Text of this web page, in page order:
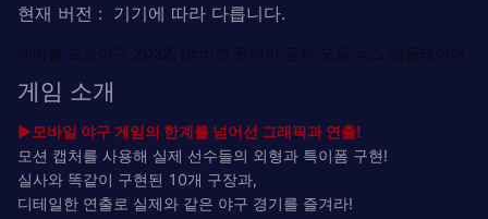
현재 버전 : 기기에 따라 다릅니다.
넷마블 프로야구 2022, pc버전 플레이 공략 모음,녹스 앱플레이어
게임 소개
▶모바일 야구 게임의 한계를 넘어선 그래픽과 연출!
모션 캡처를 사용해 실제 선수들의 외형과 특이폼 구현!
실사와 똑같이 구현된 10개 구장과,
디테일한 연출로 실제와 같은 야구 경기를 즐겨라!